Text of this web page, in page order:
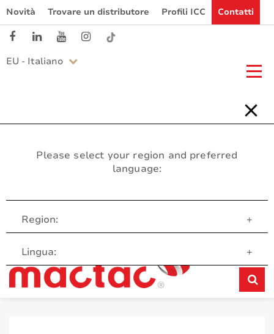
Novità Trovare un distributore Profili ICC Contatti
EU - Italiano
Please select your region and preferred
language:
Region: +
Lingua: +
Servizio clienti